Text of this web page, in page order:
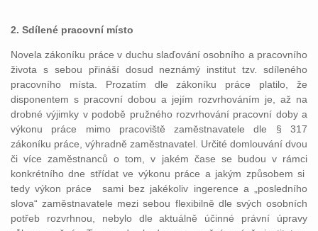
2. Sdílené pracovní místo
Novela zákoníku práce v duchu slaďování osobního a pracovního
života s sebou přináší dosud neznámý institut tzv. sdíleného
pracovního místa. Prozatím dle zákoníku práce platilo, že
disponentem s pracovní dobou a jejím rozvrhováním je, až na
drobné výjimky v podobě pružného rozvrhování pracovní doby a
výkonu práce mimo pracoviště zaměstnavatele dle § 317
zákoníku práce, výhradně zaměstnavatel. Určité domlouvání dvou
či více zaměstnanců o tom, v jakém čase se budou v rámci
konkrétního dne střídat ve výkonu práce a jakým způsobem si
tedy výkon práce sami bez jakékoliv ingerence a „posledního
slova“ zaměstnavatele mezi sebou flexibilně dle svých osobních
potřeb rozvrhnou, nebylo dle aktuálně účinné právní úpravy